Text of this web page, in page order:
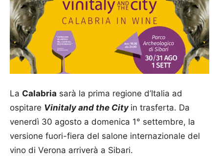
La Calabria sarà la prima regione d’Italia ad
ospitare Vinitaly and the City in trasferta. Da
venerdì 30 agosto a domenica 1° settembre, la
versione fuori-fiera del salone internazionale del
vino di Verona arriverà a Sibari.